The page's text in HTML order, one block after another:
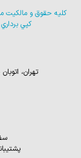
كليه حقوق و مالكيت
كپي
تهران، اتوبان